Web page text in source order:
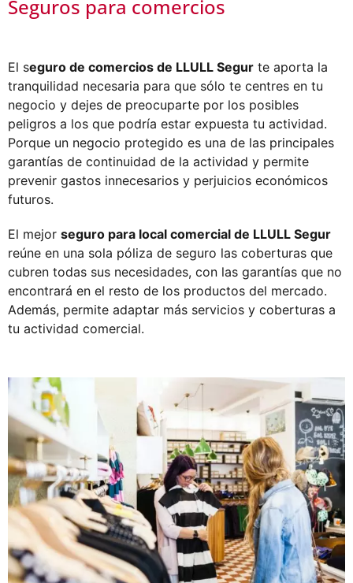
Seguros para comercios
El seguro de comercios de LLULL Segurte aporta la
tranquilidad necesaria para que sólo te centres en tu
negocio y dejes de preocuparte por los posibles
peligros a los que podría estar expuesta tu actividad.
Porque un negocio protegido es una de las principales
garantías de continuidad de la actividad y permite
prevenir gastos innecesarios y perjuicios económicos
futuros.
El mejor seguro para local comercial de LLULL Segur
reúne en una sola póliza de seguro las coberturas que
cubren todas sus necesidades, con las garantías que no
encontrará en el resto de los productos del mercado.
Además, permite adaptar más servicios y coberturas a
tu actividad comercial.